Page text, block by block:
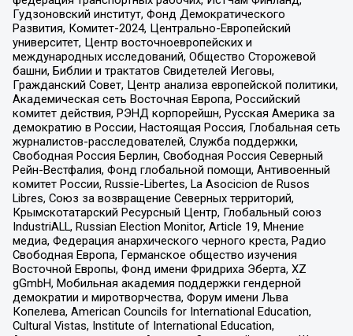
Гудзоновский институт, Фонд Демократического
Развития, Комитет-2024, Центрально-Европейский
университет, Центр восточноевропейских и
международных исследований, Общество Сторожевой
башни, Библии и трактатов Свидетелей Иеговы,
Гражданский Совет, Центр анализа европейской политики,
Академическая сеть Восточная Европа, Российский
комитет действия, РЭНД корпорейшн, Русская Америка за
демократию в России, Настоящая Россия, Глобальная сеть
журналистов-расследователей, Служба поддержки,
Свободная Россия Берлин, Свободная Россия Северный
Рейн-Вестфалия, Фонд глобальной помощи, Антивоенный
комитет России, Russie-Libertes, La Asocicion de Rusos
Libres, Союз за возвращение Северных территорий,
Крымскотатарский Ресурсный Центр, Глобальный союз
IndustriALL, Russian Election Monitor, Article 19, Мнение
медиа, Федерация анархического черного креста, Радио
Свободная Европа, Германское общество изучения
Восточной Европы, Фонд имени Фридриха Эберта, XZ
gGmbH, Мобильная академия поддержки гендерной
демократии и миротворчества, Форум имени Льва
Копелева, American Councils for International Education,
Cultural Vistas, Institute of International Education,